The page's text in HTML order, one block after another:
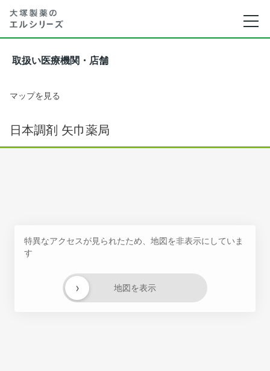
取扱い医療機関・店舗
マップを見る
日本調剤 矢巾薬局
特異なアクセスが見られたため、地図を非表示にしていま
す
地図を表示
›